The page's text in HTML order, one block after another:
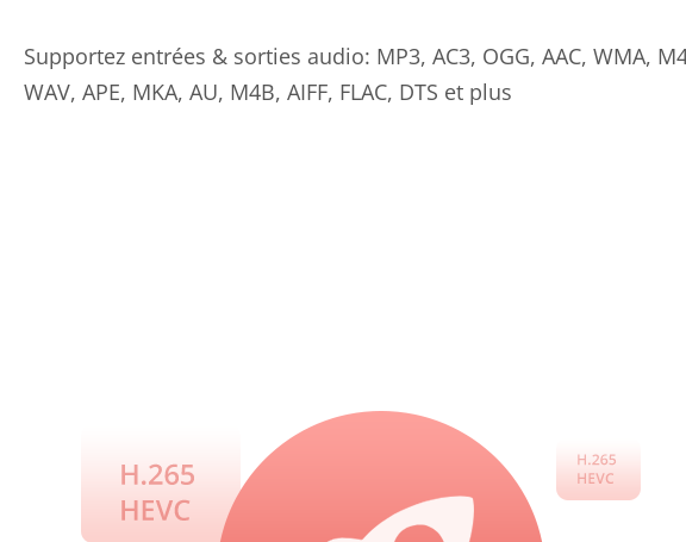
Supportez entrées & sorties audio: MP3, AC3, OGG, AAC, WMA,
WAV, APE, MKA, AU, M4B, AIFF, FLAC, DTS et plus